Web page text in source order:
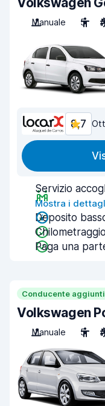
Manuale
5
8,7
Servizio
Mostra i
Deposito
Paga una
Conducente
Volkswagen
Manuale
5